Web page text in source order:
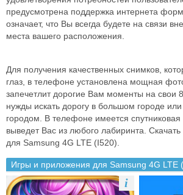
предусмотрена поддержка интернета
означает, что Вы всегда будете на связи
места вашего расположения.
Для получения качественных снимков,
глаз, в телефоне установлена мощная
запечетлит дорогие Вам моменты на свои
нужды искать дорогу в большом городе или
городом. В телефоне имеется спутниковая
выведет Вас из любого лабиринта.
для Samsung 4G LTE (I520).
Игры и приложения для Samsung 4G LTE
i